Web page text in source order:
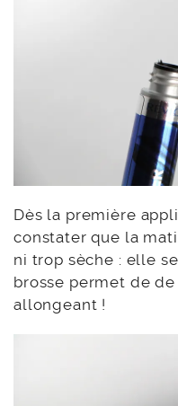
Dès la première
constater que la
ni trop sèche : elle
brosse permet de
allongeant !